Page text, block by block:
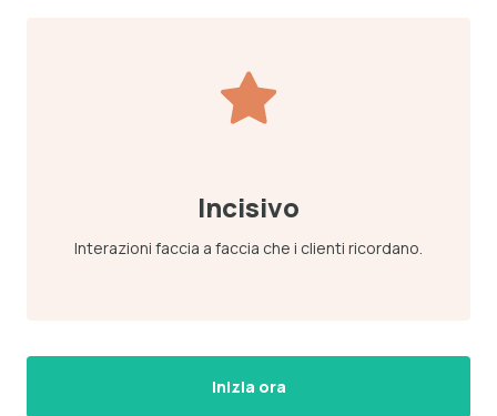
Incisivo
Interazioni faccia a faccia che i clienti ricordano.
Inizia ora